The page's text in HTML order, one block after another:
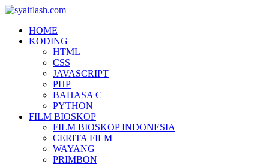
HOME
KODING
HTML
CSS
JAVASCRIPT
PHP
BAHASA C
PYTHON
FILM BIOSKOP
FILM BIOSKOP INDONESIA
CERITA FILM
WAYANG
PRIMBON